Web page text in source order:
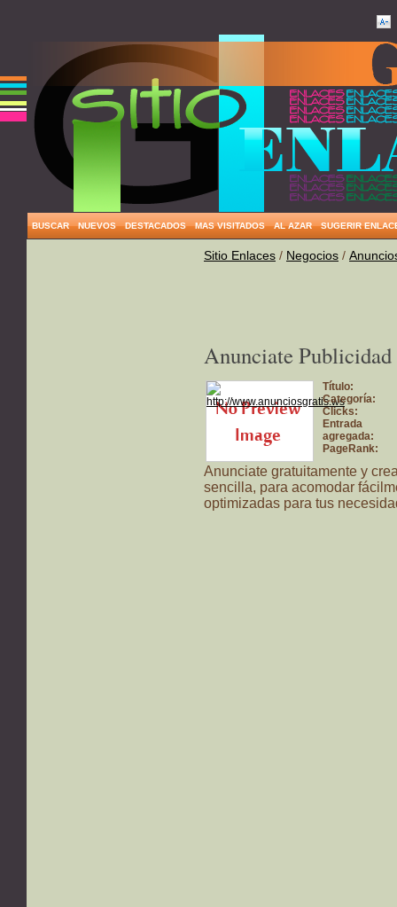
BUSCAR NUEVOS DESTACADOS MAS VISITADOS AL AZAR SUGERIR
Sitio Enlaces / Negocios /
Anunciate
Título:
Categoría:
Clicks:
Entrada
agregada:
PageRank:
Anunciate gratuitamente y
sencilla, para acomodar
optimizadas para tus